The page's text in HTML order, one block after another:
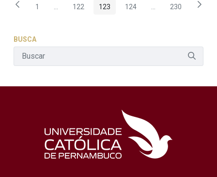
Página
1 Páginas intermediárias Usar ABA para navegar.
Página
122 Página
123 Página
124 PáginasPágina
230
BUSCA